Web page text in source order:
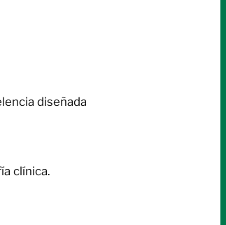
diseñada
clínica.